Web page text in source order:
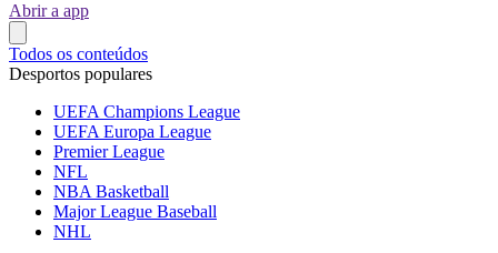
Abrir a app
Todos os conteúdos
Desportos populares
UEFA Champions League
UEFA Europa League
Premier League
NFL
NBA Basketball
Major League Baseball
NHL